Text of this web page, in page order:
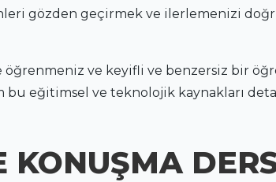
gözden geçirmek ve ilerlemenizi
ve keyifli ve benzersiz bir
eğitimsel ve teknolojik kaynakları
KONUŞMA